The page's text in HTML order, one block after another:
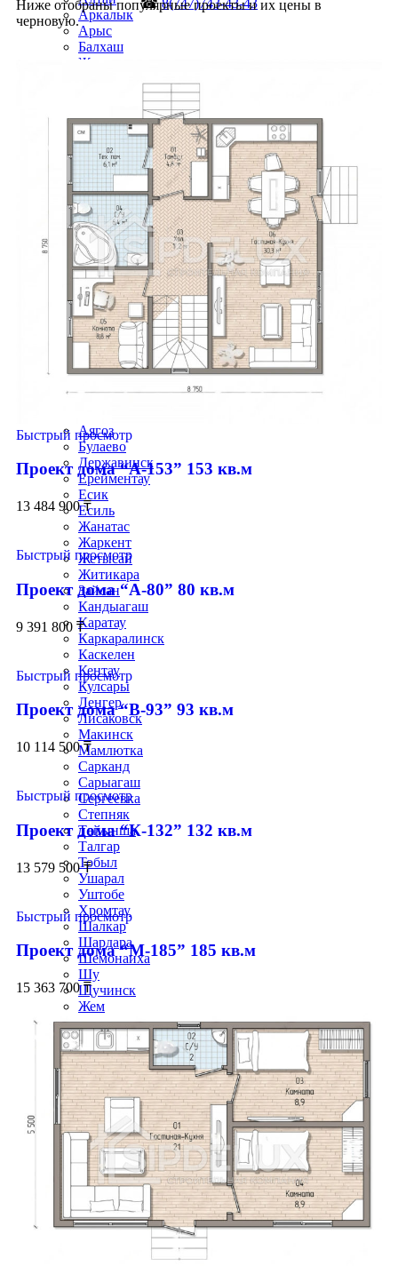
Аркалык
Арыс
Балхаш
Жанаозен
Приозёрск
Риддер
Рудный
Сарань
Сатпаев
Серебрянск
Степногорск
Текели
Темиртау
Форт-Шевченко
Шар
Шахтинск
Экибастуз
Абай
Акколь
Аксай
Аягоз
Булаево
Державинск
Ерейментау
Есик
Есиль
Жанатас
Жаркент
Жетысай
Житикара
Зайсан
Кандыагаш
Каратау
Каркаралинск
Каскелен
Кентау
Кулсары
Ленгер
Лисаковск
Макинск
Мамлютка
Сарканд
Сарыагаш
Сергеевка
Степняк
Тайынша
Талгар
Тобыл
Ушарал
Уштобе
Хромтау
Шалкар
Шардара
Шемонаиха
Шу
Щучинск
Жем
Казалинск
Темир
Эмба
Строим по всему Казахстану
Города
Алматы
Астана
Байконыр
Шымкент
Актобе
Атырау
☎8(747)743-43-43
Ниже отобраны популярные проекты и их цены в
черновую.
Быстрый просмотр
Проект дома “А-153” 153 кв.м
13 484 900₸
Быстрый просмотр
Проект дома “А-80” 80 кв.м
9 391 800 ₸
Быстрый просмотр
Проект дома “В-93” 93 кв.м
10 114 500₸
Быстрый просмотр
Проект дома “К-132” 132 кв.м
13 579 500₸
Быстрый просмотр
Проект дома “М-185” 185 кв.м
15 363 700₸